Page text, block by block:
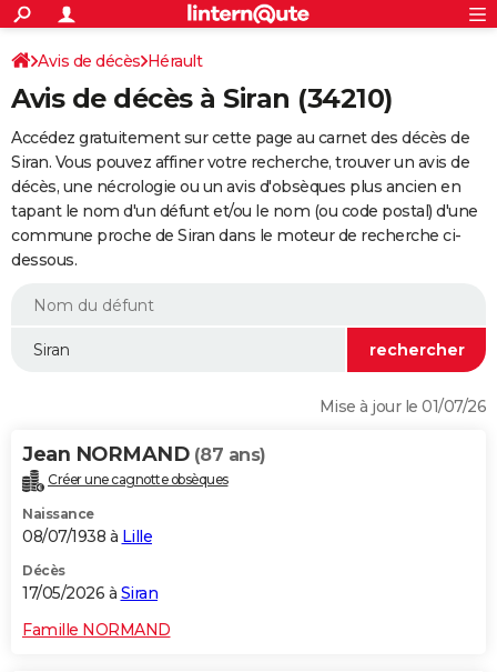
ACTUALITÉS
Politique
Société
Faits Divers
Education
Monde
Villes
+
SPORT
Coupe du monde 2026
Football
Tennis
Cyclisme
Rugby
Forum
Programme TV
TNT
Streaming
Cinéma
Sorties cinéma
Musique
+
FINANCE
Retraite
Epargne
Immobilier
Risques naturels par ville
Assurance
AUTO
Essais
Réserver un essai
Citadines
Berlines
SUV
Forum auto
+
HIGH-TECH
BRICOLAGE
WEEK-END
Alimentation
Guide de la santé
Maladies
Médicaments
Sommeil
VOYAGE
Destinations
City break
Voyage nature
Voyage de noces
Forum
Climat
+PHOTO
GUIDES D'ACHAT
Avis de décès Hérault
Avis de décès à Siran (34210)
Accédez gratuitement sur cette page au carnet des décès de
Siran. Vous pouvez affiner votre recherche, trouver un avis de
décès, une nécrologie ou un avis d'obsèques plus ancien en
tapant le nom d'un défunt et/ou le nom (ou code postal) d'une
commune proche de Siran dans le moteur de recherche ci-
dessous.
Mise à jour le 01/07/26
Jean NORMAND (87 ans)
Créer une cagnotte obsèques
Naissance
08/07/1938 à Lille
Décès
17/05/2026 à Siran
Famille NORMAND